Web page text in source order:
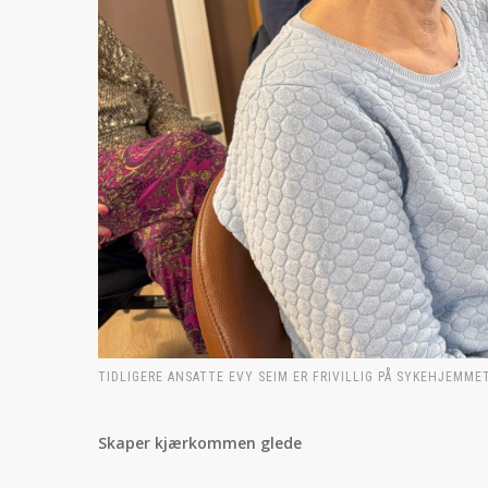
TIDLIGERE ANSATTE EVY SEIM ER FRIVILLIG PÅ
Skaper kjærkommen glede